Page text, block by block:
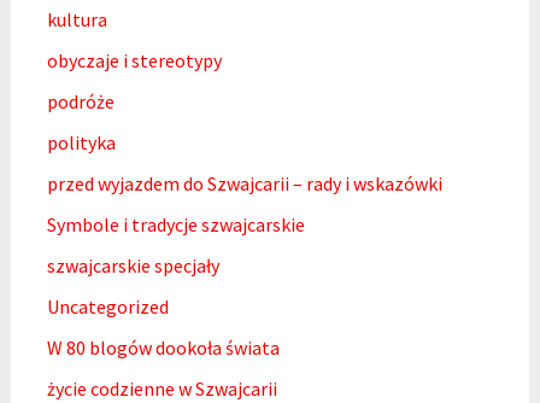
kultura
obyczaje i stereotypy
podróże
polityka
przed wyjazdem do Szwajcarii – rady i wskazówki
Symbole i tradycje szwajcarskie
szwajcarskie specjały
Uncategorized
W 80 blogów dookoła świata
życie codzienne w Szwajcarii